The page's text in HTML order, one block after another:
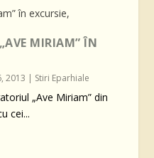
MIRIAM” ÎN
2013 | Stiri Eparhiale
„Ave Miriam” din
cei...